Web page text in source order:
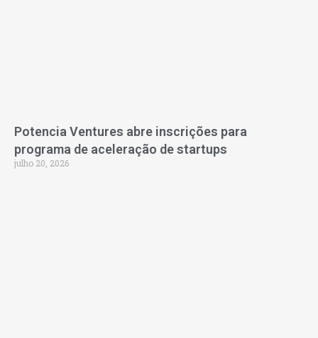
Potencia Ventures abre inscrições para
programa de aceleração de startups
julho 20, 2026